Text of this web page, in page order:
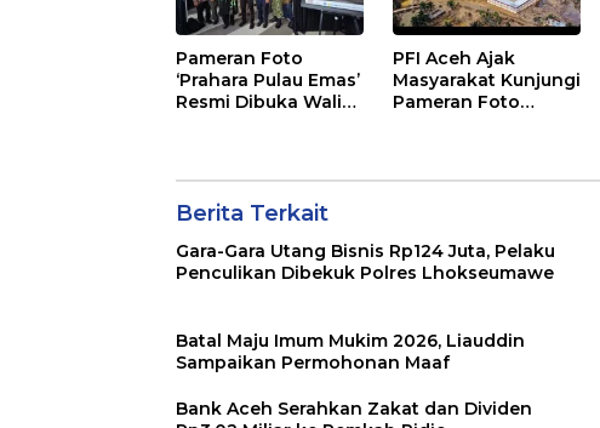
Pameran Foto
‘Prahara Pulau Emas’
Resmi Dibuka Wali
PFI Aceh Ajak
Masyarakat Kunjungi
Pameran Foto
Berita Terkait
Gara-Gara Utang Bisnis Rp124 Juta, Pelaku
Penculikan Dibekuk Polres Lhokseumawe
Batal Maju Imum Mukim 2026, Liauddin
Sampaikan Permohonan Maaf
Bank Aceh Serahkan Zakat dan Dividen